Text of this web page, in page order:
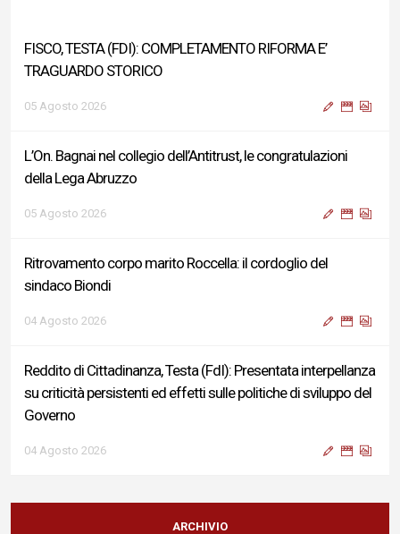
FISCO, TESTA (FDI): COMPLETAMENTO RIFORMA E’
TRAGUARDO STORICO
05 Agosto 2026
L’On. Bagnai nel collegio dell’Antitrust, le congratulazioni
della Lega Abruzzo
05 Agosto 2026
Ritrovamento corpo marito Roccella: il cordoglio del
sindaco Biondi
04 Agosto 2026
Reddito di Cittadinanza, Testa (FdI): Presentata interpellanza
su criticità persistenti ed effetti sulle politiche di sviluppo del
Governo
04 Agosto 2026
Sigismondi, Liris e Testa: “Profondo cordoglio e vicinanza al
Ministro Roccella e alla sua famiglia”
ARCHIVIO